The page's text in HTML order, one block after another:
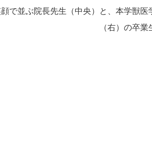
で並ぶ院長先生（中央）と、本学獣
（右）の卒業